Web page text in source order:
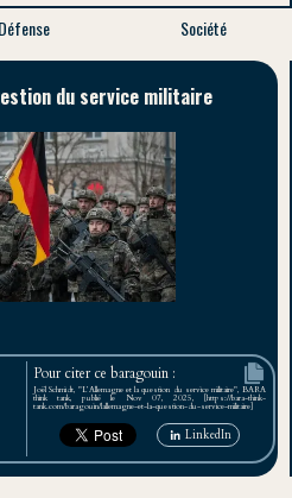
Défense Société
du service militaire
Pour citer ce baragouin :
Joël Schmidt, "L’Allemagne et la question du service militaire", BARA
think tank, publié le Nov 07, 2025, [https://bara-think-
tank.com/baragouin/lallemagne-et-la-question-du-service-militaire]
LinkedIn